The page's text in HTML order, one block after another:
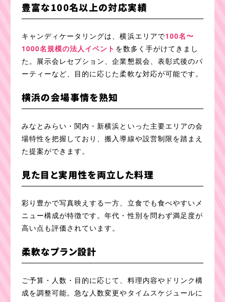
豊富な100名以上の対応実績
キャンディケータリングは、横浜エリアで100名〜
1000名規模の法人イベント を数多く手がけてきまし
た。展示会レセプション、企業懇親会、表彰式後のパ
ーティーなど、目的に応じた柔軟な対応が可能です。
横浜の会場事情を熟知
みなとみらい・関内・新横浜といった主要エリアの会
場特性を把握しており、搬入導線や設営制限を踏まえ
た提案ができます。
見た目と実用性を両立した料理
彩り豊かで写真映えする一方、立食でも食べやすいメ
ニュー構成が特徴です。年代・性別を問わず満足度が
高い点も評価されています。
柔軟なプラン設計
ご予算・人数・目的に応じて、料理内容やドリンク構
成を調整可能。急な人数変更やタイムスケジュールに